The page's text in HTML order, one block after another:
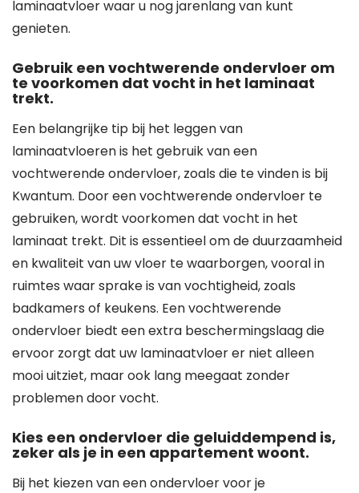
laminaatvloer waar u nog jarenlang van kunt
genieten.
Gebruik een vochtwerende ondervloer om
te voorkomen dat vocht in het laminaat
trekt.
Een belangrijke tip bij het leggen van
laminaatvloeren is het gebruik van een
vochtwerende ondervloer, zoals die te vinden is bij
Kwantum. Door een vochtwerende ondervloer te
gebruiken, wordt voorkomen dat vocht in het
laminaat trekt. Dit is essentieel om de duurzaamheid
en kwaliteit van uw vloer te waarborgen, vooral in
ruimtes waar sprake is van vochtigheid, zoals
badkamers of keukens. Een vochtwerende
ondervloer biedt een extra beschermingslaag die
ervoor zorgt dat uw laminaatvloer er niet alleen
mooi uitziet, maar ook lang meegaat zonder
problemen door vocht.
Kies een ondervloer die geluiddempend is,
zeker als je in een appartement woont.
Bij het kiezen van een ondervloer voor je